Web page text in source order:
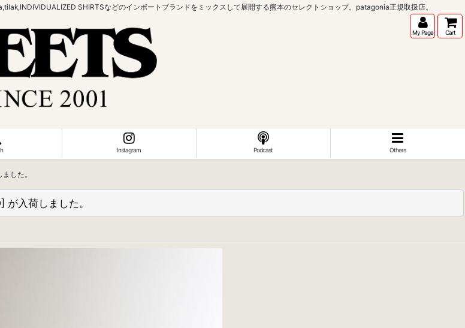
SHIRTSなどのインポートブランドをミックスして展開する熊本のセレクトショップ。patagonia正規取扱店。
My Page Cart
Instagram Podcast Others
した。
入荷しました。